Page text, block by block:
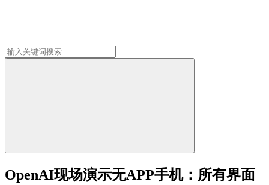
OpenAI现场演示无APP手机：所有界面